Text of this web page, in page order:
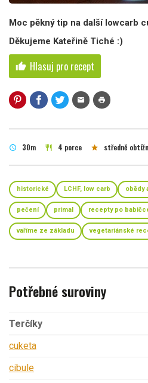
Moc pěkný tip na další lowcarb
Děkujeme Kateřině Tiché :)
thumb_up Hlasuj pro recept
mail print
schedule 30m restaurant 4 porce star středně
historické LCHF, low carb obědy
pečení primal recepty po
vaříme ze základu vegetariánské
Potřebné suroviny
Terčíky
cuketa
cibule